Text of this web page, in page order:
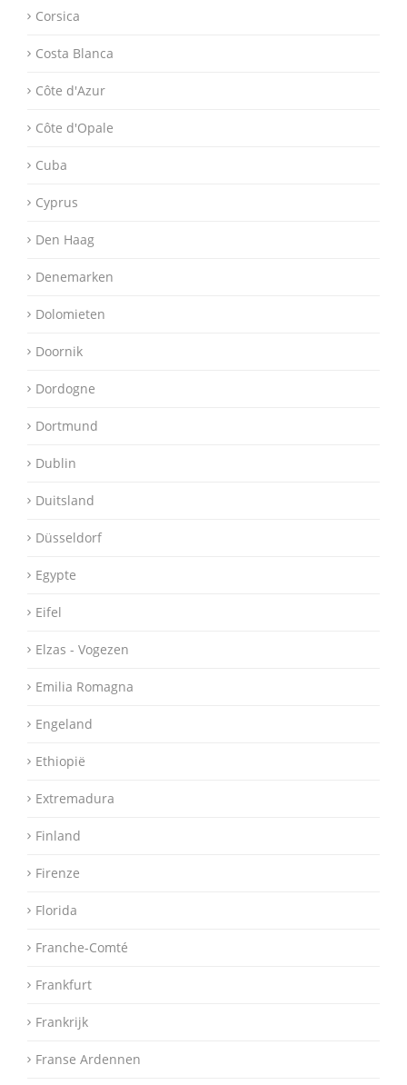
Corsica
Costa Blanca
Côte d'Azur
Côte d'Opale
Cuba
Cyprus
Den Haag
Denemarken
Dolomieten
Doornik
Dordogne
Dortmund
Dublin
Duitsland
Düsseldorf
Egypte
Eifel
Elzas - Vogezen
Emilia Romagna
Engeland
Ethiopië
Extremadura
Finland
Firenze
Florida
Franche-Comté
Frankfurt
Frankrijk
Franse Ardennen